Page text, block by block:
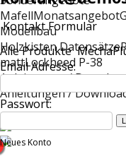
MafellMonatsangebot
Modellbau
Holzkisten Datensätze
mattLockheed P-38
Anleitungen /
Anleitungen /
Kontakt Formular
Alle Produkte
Email Adresse:
Passwort:
Neues Konto